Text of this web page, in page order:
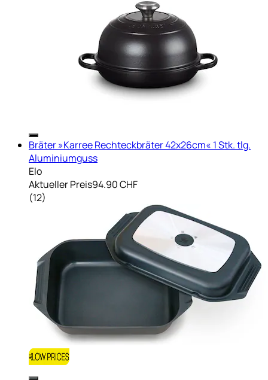
Bräter »Karree Rechteckbräter 42x26cm« 1 Stk. tlg.
Aluminiumguss
Elo
Aktueller Preis94.90 CHF
(12)